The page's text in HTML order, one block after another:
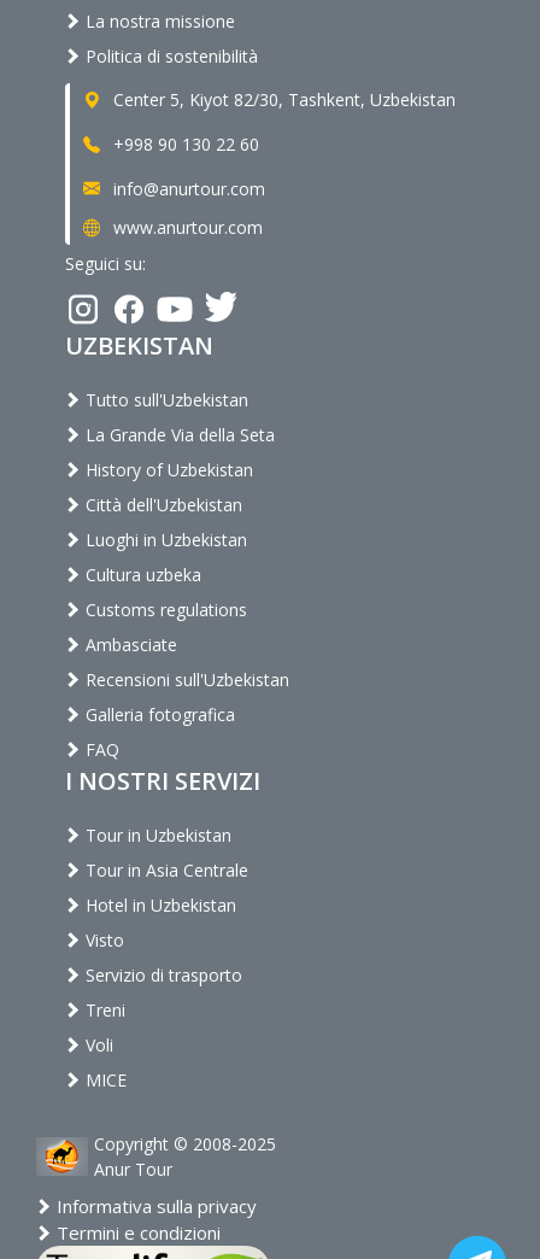
La nostra missione
Politica di sostenibilità
Center 5, Kiyot 82/30, Tashkent, Uzbekistan
+998 90 130 22 60
info@anurtour.com
www.anurtour.com
Seguici su:
UZBEKISTAN
Tutto sull'Uzbekistan
La Grande Via della Seta
History of Uzbekistan
Città dell'Uzbekistan
Luoghi in Uzbekistan
Cultura uzbeka
Customs regulations
Ambasciate
Recensioni sull'Uzbekistan
Galleria fotografica
FAQ
I NOSTRI SERVIZI
Tour in Uzbekistan
Tour in Asia Centrale
Hotel in Uzbekistan
Visto
Servizio di trasporto
Treni
Voli
MICE
Copyright © 2008-2025
Anur Tour
Informativa sulla privacy
Termini e condizioni